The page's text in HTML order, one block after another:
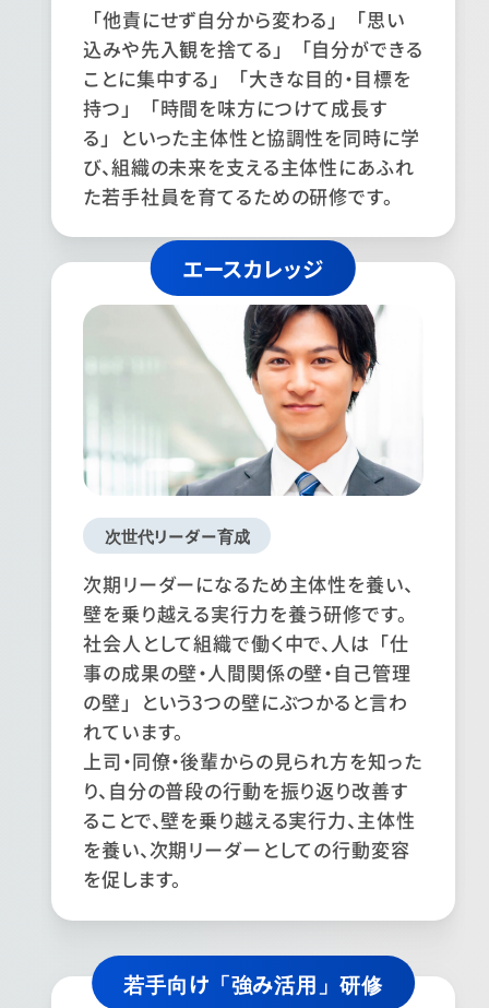
「他責にせず自分から変わる」「思い
込みや先入観を捨てる」「自分ができる
ことに集中する」「大きな目的・目標を
持つ」「時間を味方につけて成長す
る」といった主体性と協調性を同時に学
び、組織の未来を支える主体性にあふれ
た若手社員を育てるための研修です。
エースカレッジ
次世代リーダー育成
次期リーダーになるため主体性を養い、
壁を乗り越える実行力を養う研修です。
社会人として組織で働く中で、人は「仕
事の成果の壁・人間関係の壁・自己管理
の壁」という3つの壁にぶつかると言わ
れています。
上司・同僚・後輩からの見られ方を知った
り、自分の普段の行動を振り返り改善す
ることで、壁を乗り越える実行力、主体性
を養い、次期リーダーとしての行動変容
を促します。
若手向け「強み活用」研修